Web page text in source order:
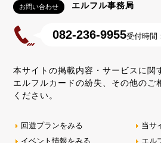
お問い合わせ エルフル事務局
082-236-9955受付時間
本サイトの掲載内容・サービスに関
エルフルカードの紛失、その他のご
ください。
回遊プランをみる
イベント情報をみる
当サ
エル